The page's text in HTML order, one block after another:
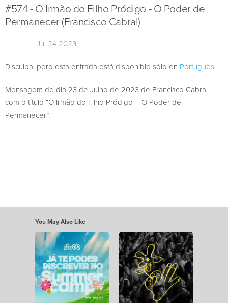
#574 - O Irmão do Filho Pródigo - O Poder de
Permanecer (Francisco Cabral)
Jul 24 2023
Disculpa, pero esta entrada está disponible sólo en Português.
Mensagem de dia 23 de Julho de 2023 de Francisco Cabral
com o título “O Irmão do Filho Pródigo – O Poder de
Permanecer”.
You May Also Like